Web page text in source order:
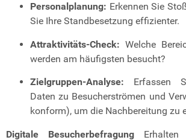
Personalplanung: Erkennen Sie
Sie Ihre Standbesetzung effizienter.
Attraktivitäts-Check: Welche
werden am häufigsten besucht?
Zielgruppen-Analyse: Erfassen
Daten zu Besucherströmen und
konform), um die Nachbereitung zu
Digitale Besucherbefragung Erhalten